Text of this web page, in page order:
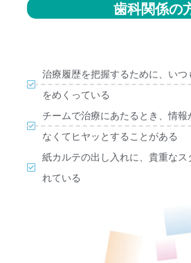
歯科関係の
治療履歴を把握するために、いつ
をめくっている
チームで治療にあたるとき、情報
なくてヒヤッとすることがある
紙カルテの出し入れに、貴重なス
れている